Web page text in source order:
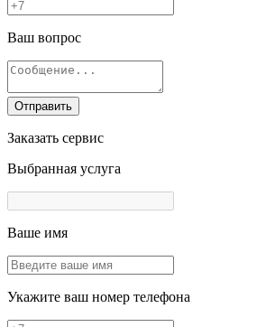
Ваш вопрос
Отправить
Заказать сервис
Выбранная услуга
Ваше имя
Укажите ваш номер телефона